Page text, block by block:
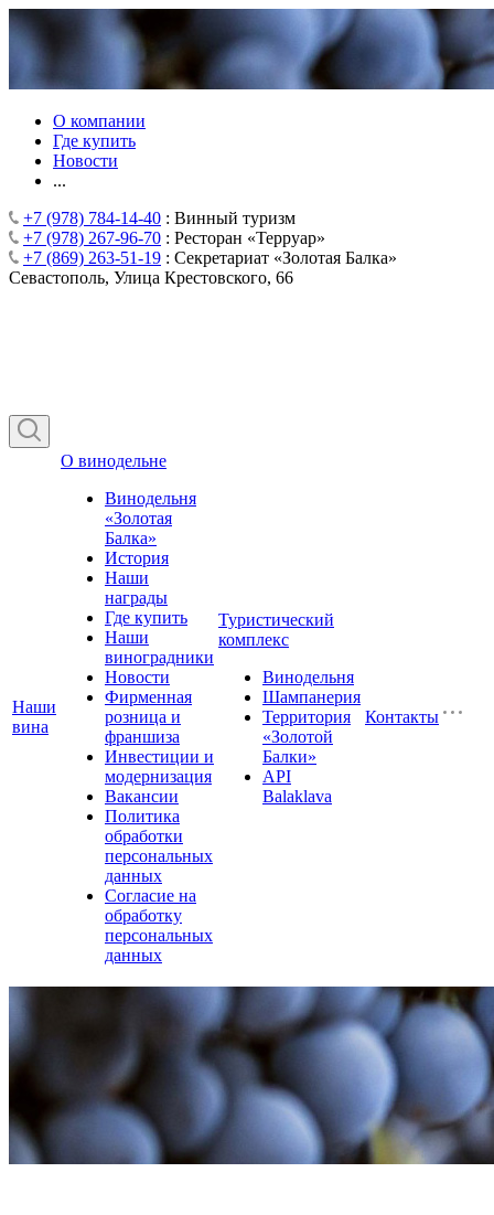
О компании
Где купить
Новости
...
+7 (978) 784-14-40 : Винный туризм
+7 (978) 267-96-70 : Ресторан «Терруар»
+7 (869) 263-51-19 : Секретариат «Золотая Балка»
Севастополь, Улица Крестовского, 66
Наши
вина
О винодельне
Винодельня
«Золотая
Балка»
История
Наши
награды
Где купить
Наши
виноградники
Новости
Фирменная
розница и
франшиза
Инвестиции и
модернизация
Вакансии
Политика
обработки
персональных
данных
Согласие на
обработку
персональных
данных
Туристический
комплекс
Винодельня
Шампанерия
Территория
«Золотой
Балки»
API
Balaklava
Контакты